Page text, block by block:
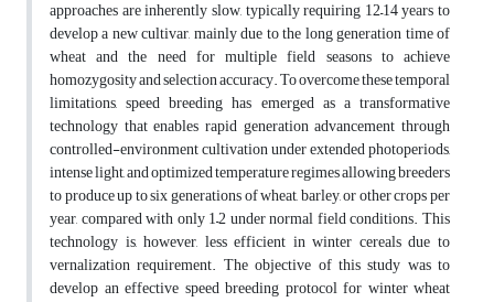
approaches are inherently slow, typically requiring 12–14 years to
develop a new cultivar, mainly due to the long generation time of
wheat and the need for multiple field seasons to achieve
homozygosity and selection accuracy. To overcome these temporal
limitations, speed breeding has emerged as a transformative
technology that enables rapid generation advancement through
controlled-environment cultivation under extended photoperiods,
intense light, and optimized temperature regimes allowing breeders
to produce up to six generations of wheat, barley, or other crops per
year, compared with only 1–2 under normal field conditions. This
technology is, however, less efficient in winter cereals due to
vernalization requirement. The objective of this study was to
develop an effective speed breeding protocol for winter wheat